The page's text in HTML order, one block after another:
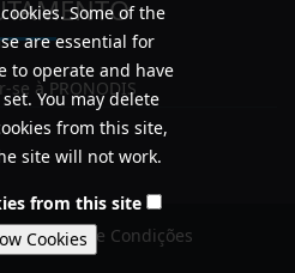
se à PRONODIS
/ Termos e Condições
Some of the
are essential for
to operate and have
You may delete
from this site,
site will not work.
from this site